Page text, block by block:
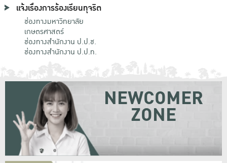
แจ้งเรื่องการร้องเรียนทุจริต
ช่องทางมหาวิทยาลัย
เกษตรศาสตร์
ช่องทางสำนักงาน ป.ป.ช.
ช่องทางสำนักงาน ป.ป.ท.
NEWCOMER
ZONE